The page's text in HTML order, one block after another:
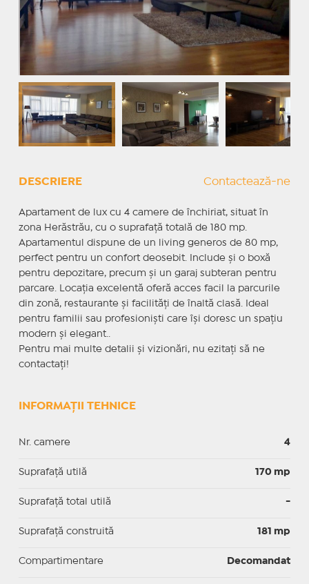
DESCRIERE Contactează-ne
Apartament de lux cu 4 camere de închiriat, situat în
zona Herăstrău, cu o suprafață totală de 180 mp.
Apartamentul dispune de un living generos de 80 mp,
perfect pentru un confort deosebit. Include și o boxă
pentru depozitare, precum și un garaj subteran pentru
parcare. Locația excelentă oferă acces facil la parcurile
din zonă, restaurante și facilități de înaltă clasă. Ideal
pentru familii sau profesioniști care își doresc un spațiu
modern și elegant..
Pentru mai multe detalii și vizionări, nu ezitați să ne
contactați!
INFORMAȚII TEHNICE
Nr. camere 4
Suprafaţă utilă 170 mp
Suprafaţă total utilă -
Suprafaţă construită 181 mp
Compartimentare Decomandat